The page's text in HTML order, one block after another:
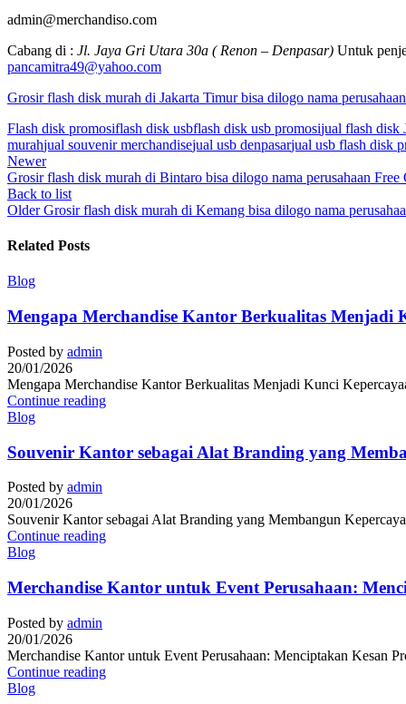
admin@merchandiso.com
Cabang di : Jl. Jaya Gri Utara 30a ( Renon – Denpasar) Untuk
pancamitra49@yahoo.com
Grosir flash disk murah di Jakarta Timur bisa dilogo nama perusahaan
Flash disk promosiflash disk usbflash disk usb promosijual flash disk
murahjual souvenir merchandisejual usb denpasarjual usb flash disk
Newer
Grosir flash disk murah di Bintaro bisa dilogo nama perusahaan Free
Back to list
Older Grosir flash disk murah di Kemang bisa dilogo nama
Related Posts
Blog
Mengapa Merchandise Kantor Berkualitas Menjadi
Posted by admin
20/01/2026
Mengapa Merchandise Kantor Berkualitas Menjadi Kunci
Continue reading
Blog
Souvenir Kantor sebagai Alat Branding yang
Posted by admin
20/01/2026
Souvenir Kantor sebagai Alat Branding yang Membangun
Continue reading
Blog
Merchandise Kantor untuk Event Perusahaan:
Posted by admin
20/01/2026
Merchandise Kantor untuk Event Perusahaan: Menciptakan Kesan
Continue reading
Blog